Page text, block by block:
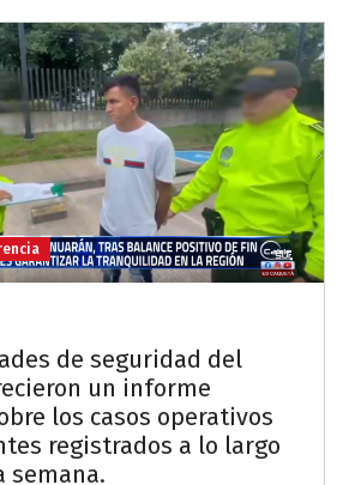
de seguridad del
un informe
los casos operativos
registrados a lo largo
semana.